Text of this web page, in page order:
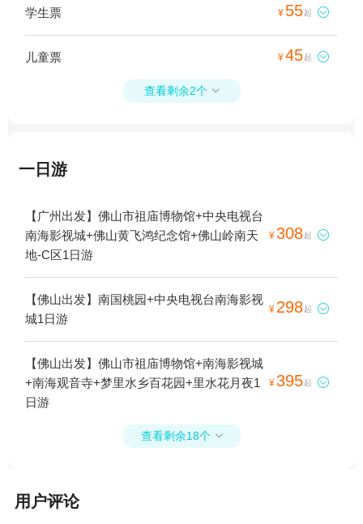
学生票 ¥ 55起 
儿童票 ¥45起 
查看剩余2个 
一日游
【广州出发】佛山市祖庙博物馆+中央电视台
南海影视城+佛山黄飞鸿纪念馆+佛山岭南天
地-C区1日游
¥308起 
【佛山出发】南国桃园+中央电视台南海影视
城1日游
¥ 298起 
【佛山出发】佛山市祖庙博物馆+南海影视城
+南海观音寺+梦里水乡百花园+里水花月夜1
日游
¥395起 
查看剩余18个 
用户评论